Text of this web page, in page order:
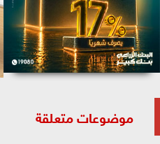
موضوعات متعلقة